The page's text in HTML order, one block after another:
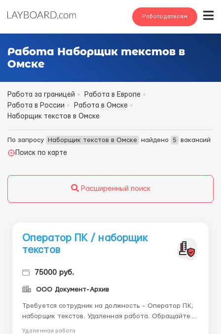
Работодателям
Работа Наборщик текстов в
Омске
Работа за границей
Работа в Европе
Работа в России
Работа в Омске
Наборщик текстов в Омске
По запросу Наборщик текстов в Омске найдено 5
вакансий
Поиск по карте
Расширенный поиск
Оператор ПК / наборщик
текстов
75000 руб.
ООО Документ-Архив
Требуется сотрудник на должность - Оператор ПК,
наборщик текстов. Удаленная работа. Обращайтесь
по эл.почте - workdoctext@gmail.com Обязанности:
Удаленная работа